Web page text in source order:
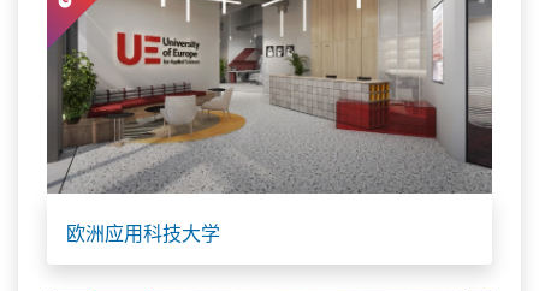
欧洲应用科技大学